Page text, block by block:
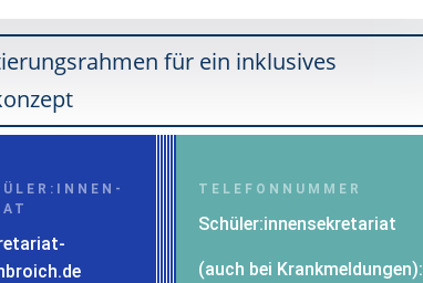
für ein inklusives
TELEFONNUMMER
Schüler:innensekretariat
(auch bei Krankmeldungen):